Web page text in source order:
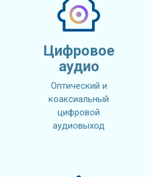
Цифровое
аудио
Оптический и
коаксиальный
цифровой
аудиовыход